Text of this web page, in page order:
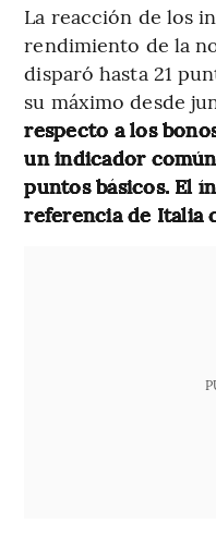
La reacción de los
rendimiento de la
disparó hasta 21
su máximo desde
respecto a los
un indicador
puntos básicos. El
referencia de Italia